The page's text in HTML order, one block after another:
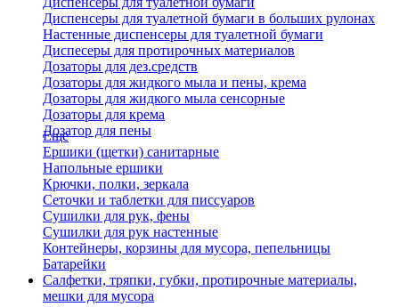
Диспенсеры для туалетной бумаги в больших рулонах
Настенные диспенсеры для туалетной бумаги
Диспесеры для протирочных материалов
Дозаторы для дез.средств
Дозаторы для жидкого мыла и пены, крема
Дозаторы для жидкого мыла сенсорные
Дозаторы для крема
Дозатор для пены
Еще
Ершики (щетки) санитарные
Напольные ершики
Крючки, полки, зеркала
Сеточки и таблетки для писсуаров
Сушилки для рук, фены
Сушилки для рук настенные
Контейнеры, корзины для мусора, пепельницы
Батарейки
Салфетки, тряпки, губки, протирочные материалы,
мешки для мусора